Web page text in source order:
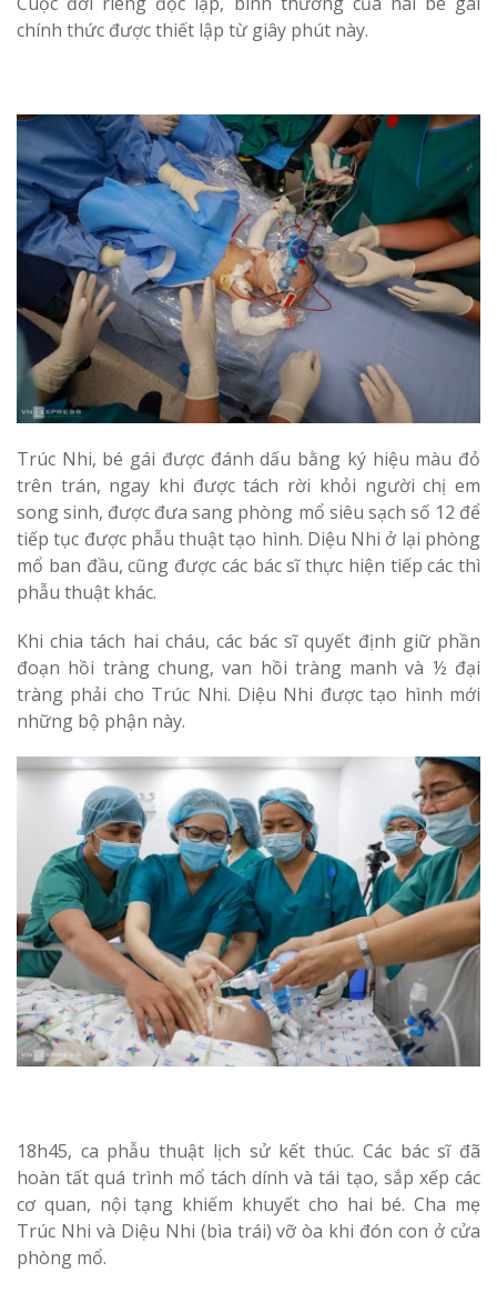
chính thức được thiết lập từ giây phút này.
Trúc Nhi, bé gái được đánh dấu bằng ký hiệu màu đỏ
trên trán, ngay khi được tách rời khỏi người chị em
song sinh, được đưa sang phòng mổ siêu sạch số 12 để
tiếp tục được phẫu thuật tạo hình. Diệu Nhi ở lại phòng
mổ ban đầu, cũng được các bác sĩ thực hiện tiếp các thì
phẫu thuật khác.
Khi chia tách hai cháu, các bác sĩ quyết định giữ phần
đoạn hồi tràng chung, van hồi tràng manh và ½ đại
tràng phải cho Trúc Nhi. Diệu Nhi được tạo hình mới
những bộ phận này.
18h45, ca phẫu thuật lịch sử kết thúc. Các bác sĩ đã
hoàn tất quá trình mổ tách dính và tái tạo, sắp xếp các
cơ quan, nội tạng khiếm khuyết cho hai bé. Cha mẹ
Trúc Nhi và Diệu Nhi (bìa trái) vỡ òa khi đón con ở cửa
phòng mổ.